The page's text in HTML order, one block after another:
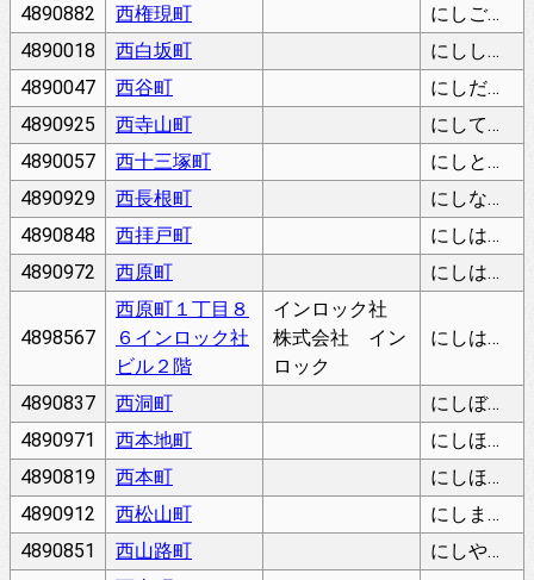
4890882
西権現町
にしごんげんちょう
4890018
西白坂町
にししらさかちょう
4890047
西谷町
にしだにちょう
4890925
西寺山町
にしてらやまちょう
4890057
西十三塚町
にしとみづかちょう
4890929
西長根町
にしながねちょう
4890848
西拝戸町
にしはいとちょう
4890972
西原町 にしはらちょう
4898567
西原町１丁目８
６インロック社
ビル２階
インロック社
株式会社 イン
ロック
にしはらちょう
4890837 西洞町
にしぼらちょう
4890971
西本地町
にしほんじちょう
4890819
西本町
にしほんまち
4890912
西松山町
にしまつやまちょう
4890851
西山路町
にしやまじちょう